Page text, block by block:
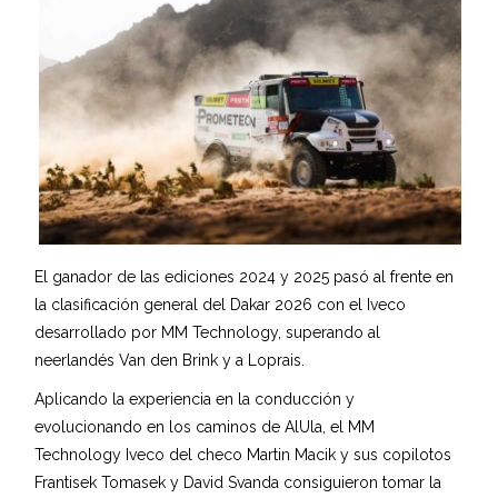
El ganador de las ediciones 2024 y 2025 pasó al frente en
la clasificación general del Dakar 2026 con el Iveco
desarrollado por MM Technology, superando al
neerlandés Van den Brink y a Loprais.
Aplicando la experiencia en la conducción y
evolucionando en los caminos de AlUla, el MM
Technology Iveco del checo Martin Macik y sus copilotos
Frantisek Tomasek y David Svanda consiguieron tomar la